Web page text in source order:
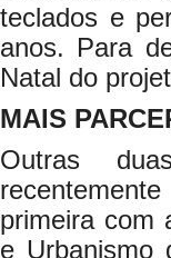
teclados e
anos. Para
Natal do
MAIS
Outras
primeira com
e Urbanismo